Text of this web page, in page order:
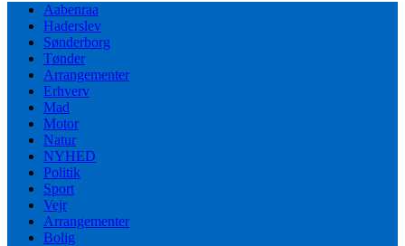
Aabenraa
Haderslev
Sønderborg
Tønder
Arrangementer
Erhverv
Mad
Motor
Natur
NYHED
Politik
Sport
Vejr
Arrangementer
Bolig